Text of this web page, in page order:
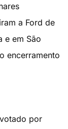
a Ford de
e em São
encerramento
por